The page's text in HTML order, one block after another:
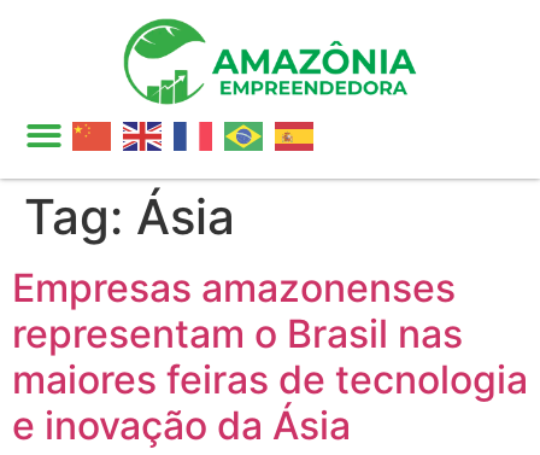
Tag: Ásia
Empresas amazonenses
representam o Brasil nas
maiores feiras de tecnologia
e inovação da Ásia